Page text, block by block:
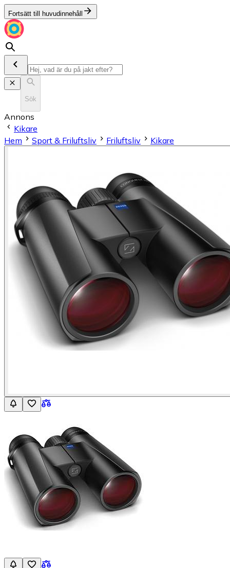
Fortsätt till huvudinnehåll
Sök
Annons
Kikare
Hem
Sport & Friluftsliv Friluftsliv Kikare